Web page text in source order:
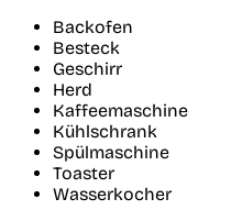
Backofen
Besteck
Geschirr
Herd
Kaffeemaschine
Kühlschrank
Spülmaschine
Toaster
Wasserkocher